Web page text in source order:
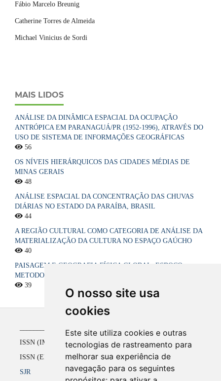
O nosso site usa
cookies
Este site utiliza cookies e outras
tecnologias de rastreamento para
melhorar sua experiência de
navegação para os seguintes
Fábio Marcelo Breunig
Catherine Torres de Almeida
Michael Vinicius de Sordi
MAIS LIDOS
ANÁLISE DA DINÂMICA ESPACIAL DA OCUPAÇÃO
ANTRÓPICA EM PARANAGUÁ/PR (1952-1996), ATRAVÉS DO
USO DE SISTEMA DE INFORMAÇÕES GEOGRÁFICAS
56
OS NÍVEIS HIERÁRQUICOS DAS CIDADES MÉDIAS DE
MINAS GERAIS
48
ANÁLISE ESPACIAL DA CONCENTRAÇÃO DAS CHUVAS
DIÁRIAS NO ESTADO DA PARAÍBA, BRASIL
44
A REGIÃO CULTURAL COMO CATEGORIA DE ANÁLISE DA
MATERIALIZAÇÃO DA CULTURA NO ESPAÇO GAÚCHO
40
PAISAGEM E GEOGRAFIA FÍSICA GLOBAL. ESBOÇO
METODOLÓGICO
39
ISSN (IMPRESSO) 1516-4136 até 2008
ISSN (ELETRÔNICO) 2177-2738 a partir de 2009
SJR